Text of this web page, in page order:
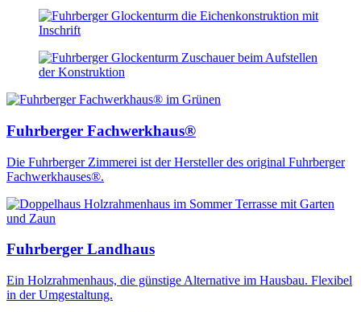
Fuhrberger Fachwerkhaus®
Die Fuhrberger Zimmerei ist der Hersteller des original Fuhrberger
Fachwerkhauses®.
Fuhrberger Landhaus
Ein Holzrahmenhaus, die günstige Alternative im Hausbau. Flexibel
in der Umgestaltung.